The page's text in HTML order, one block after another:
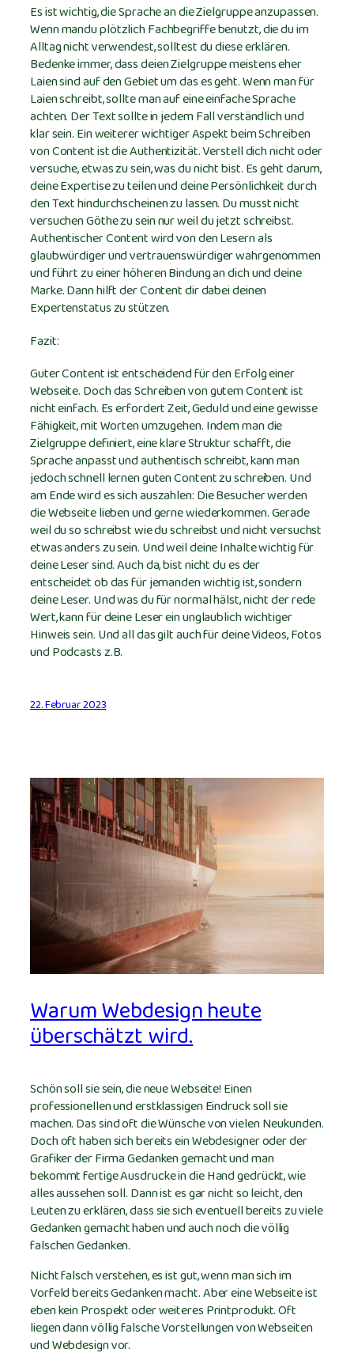
Es ist wichtig, die Sprache an die Zielgruppe anzupassen.
Wenn mandu plötzlich Fachbegriffe benutzt, die du im
Alltag nicht verwendest, solltest du diese erklären.
Bedenke immer, dass deien Zielgruppe meistens eher
Laien sind auf den Gebiet um das es geht. Wenn man für
Laien schreibt, sollte man auf eine einfache Sprache
achten. Der Text sollte in jedem Fall verständlich und
klar sein. Ein weiterer wichtiger Aspekt beim Schreiben
von Content ist die Authentizität. Verstell dich nicht oder
versuche, etwas zu sein, was du nicht bist. Es geht darum,
deine Expertise zu teilen und deine Persönlichkeit durch
den Text hindurchscheinen zu lassen. Du musst nicht
versuchen Göthe zu sein nur weil du jetzt schreibst.
Authentischer Content wird von den Lesern als
glaubwürdiger und vertrauenswürdiger wahrgenommen
und führt zu einer höheren Bindung an dich und deine
Marke. Dann hilft der Content dir dabei deinen
Expertenstatus zu stützen.
Fazit:
Guter Content ist entscheidend für den Erfolg einer
Webseite. Doch das Schreiben von gutem Content ist
nicht einfach. Es erfordert Zeit, Geduld und eine gewisse
Fähigkeit, mit Worten umzugehen. Indem man die
Zielgruppe definiert, eine klare Struktur schafft, die
Sprache anpasst und authentisch schreibt, kann man
jedoch schnell lernen guten Content zu schreiben. Und
am Ende wird es sich auszahlen: Die Besucher werden
die Webseite lieben und gerne wiederkommen. Gerade
weil du so schreibst wie du schreibst und nicht versuchst
etwas anders zu sein. Und weil deine Inhalte wichtig für
deine Leser sind. Auch da, bist nicht du es der
entscheidet ob das für jemanden wichtig ist, sondern
deine Leser. Und was du für normal hälst, nicht der rede
Wert, kann für deine Leser ein unglaublich wichtiger
Hinweis sein. Und all das gilt auch für deine Videos, Fotos
und Podcasts z.B.
22. Februar 2023
Warum Webdesign heute
überschätzt wird.
Schön soll sie sein, die neue Webseite! Einen
professionellen und erstklassigen Eindruck soll sie
machen. Das sind oft die Wünsche von vielen Neukunden.
Doch oft haben sich bereits ein Webdesigner oder der
Grafiker der Firma Gedanken gemacht und man
bekommt fertige Ausdrucke in die Hand gedrückt, wie
alles aussehen soll. Dann ist es gar nicht so leicht, den
Leuten zu erklären, dass sie sich eventuell bereits zu viele
Gedanken gemacht haben und auch noch die völlig
falschen Gedanken.
Nicht falsch verstehen, es ist gut, wenn man sich im
Vorfeld bereits Gedanken macht. Aber eine Webseite ist
eben kein Prospekt oder weiteres Printprodukt. Oft
liegen dann völlig falsche Vorstellungen von Webseiten
und Webdesign vor.